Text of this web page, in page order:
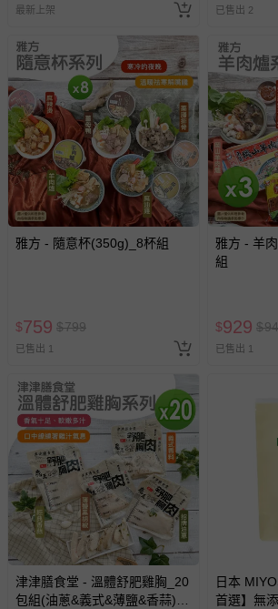
最新上架 已售出 2
雅方 - 隨意杯(350g)_8杯組
$759 $799
已售出 1
雅方 - 羊
組
$929 $
已售出 1
津津膳食堂 - 溫體舒肥雞胸_20
包組(油蔥&義式&薄鹽&香蒜)
日本
首選】無